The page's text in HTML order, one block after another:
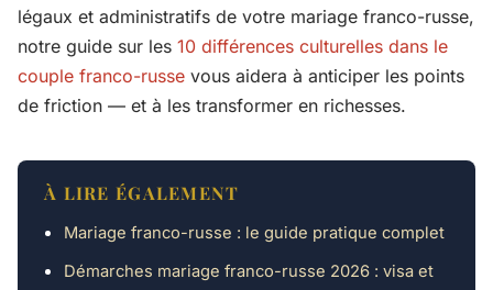
légaux et administratifs de votre mariage franco-russe,
notre guide sur les 10 différences culturelles dans le
couple franco-russe vous aidera à anticiper les points
de friction — et à les transformer en richesses.
À LIRE ÉGALEMENT
Mariage franco-russe : le guide pratique complet
Démarches mariage franco-russe 2026 : visa et